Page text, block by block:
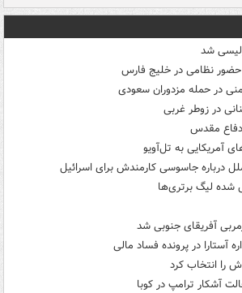
شد
نظامی در خلیج فارس
دفاع مقدس
آمریکایی به تل‌آویو
درباره جاسوسی کارمندش برای اسرائیل
شده لیگ برتری‌ها
آفریقای جنوبی شد
آستارا در پرونده فساد مالی
را انتخاب کرد
آشکار ترامپ در کوبا